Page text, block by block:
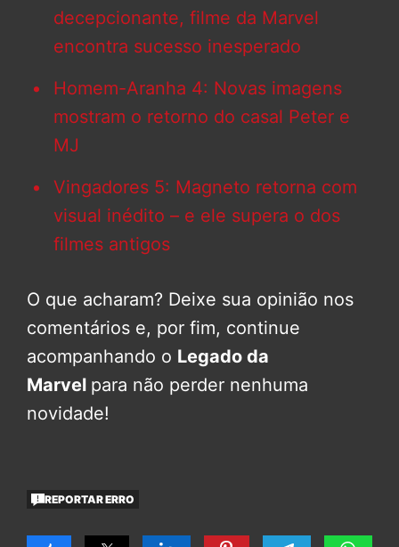
decepcionante, filme da Marvel
encontra sucesso inesperado
Homem-Aranha 4: Novas imagens
mostram o retorno do casal Peter e
MJ
Vingadores 5: Magneto retorna com
visual inédito – e ele supera o dos
filmes antigos
O que acharam? Deixe sua opinião nos
comentários e, por fim, continue
acompanhando o Legado da
Marvel para não perder nenhuma
novidade!
REPORTAR ERRO